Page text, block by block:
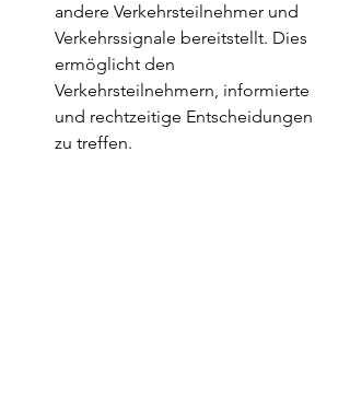
andere Verkehrsteilnehmer und
Verkehrssignale bereitstellt. Dies
ermöglicht den
Verkehrsteilnehmern, informierte
und rechtzeitige Entscheidungen
zu treffen.